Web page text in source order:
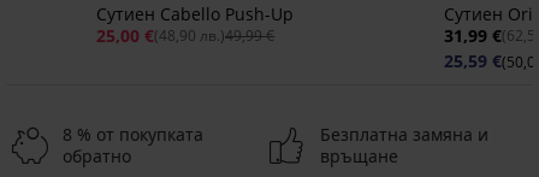
Сутиен Cabello Push-Up
25,00 €(48,90 лв.)49,99 €
Сутиен
31,99 €
25,59 €
8 % от покупката
обратно
Безплатна замяна и
връщане